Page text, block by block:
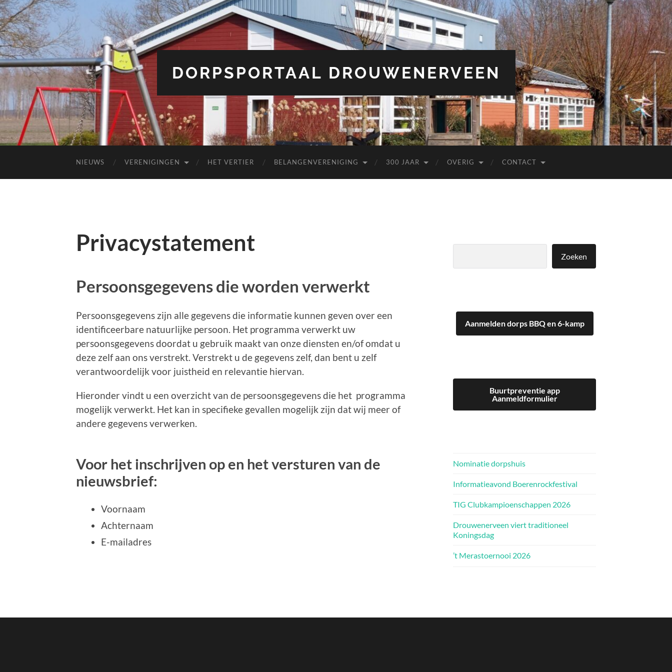
DORPSPORTAAL DROUWENERVEEN
NIEUWS VERENIGINGEN HET VERTIER BELANGENVERENIGING 300 JAAR OVERIG CONTACT
Privacystatement
Persoonsgegevens die worden verwerkt
Persoonsgegevens zijn alle gegevens die informatie kunnen geven over een
identificeerbare natuurlijke persoon. Het programma verwerkt uw
persoonsgegevens doordat u gebruik maakt van onze diensten en/of omdat u
deze zelf aan ons verstrekt. Verstrekt u de gegevens zelf, dan bent u zelf
verantwoordelijk voor juistheid en relevantie hiervan.
Hieronder vindt u een overzicht van de persoonsgegevens die het programma
mogelijk verwerkt. Het kan in specifieke gevallen mogelijk zijn dat wij meer of
andere gegevens verwerken.
Voor het inschrijven op en het versturen van de
nieuwsbrief:
Voornaam
Achternaam
E-mailadres
Zoeken
Aanmelden dorps BBQ en 6-kamp
Buurtpreventie app
Aanmeldformulier
Nominatie dorpshuis
Informatieavond Boerenrockfestival
TIG Clubkampioenschappen 2026
Drouwenerveen viert traditioneel
Koningsdag
’t Merastoernooi 2026